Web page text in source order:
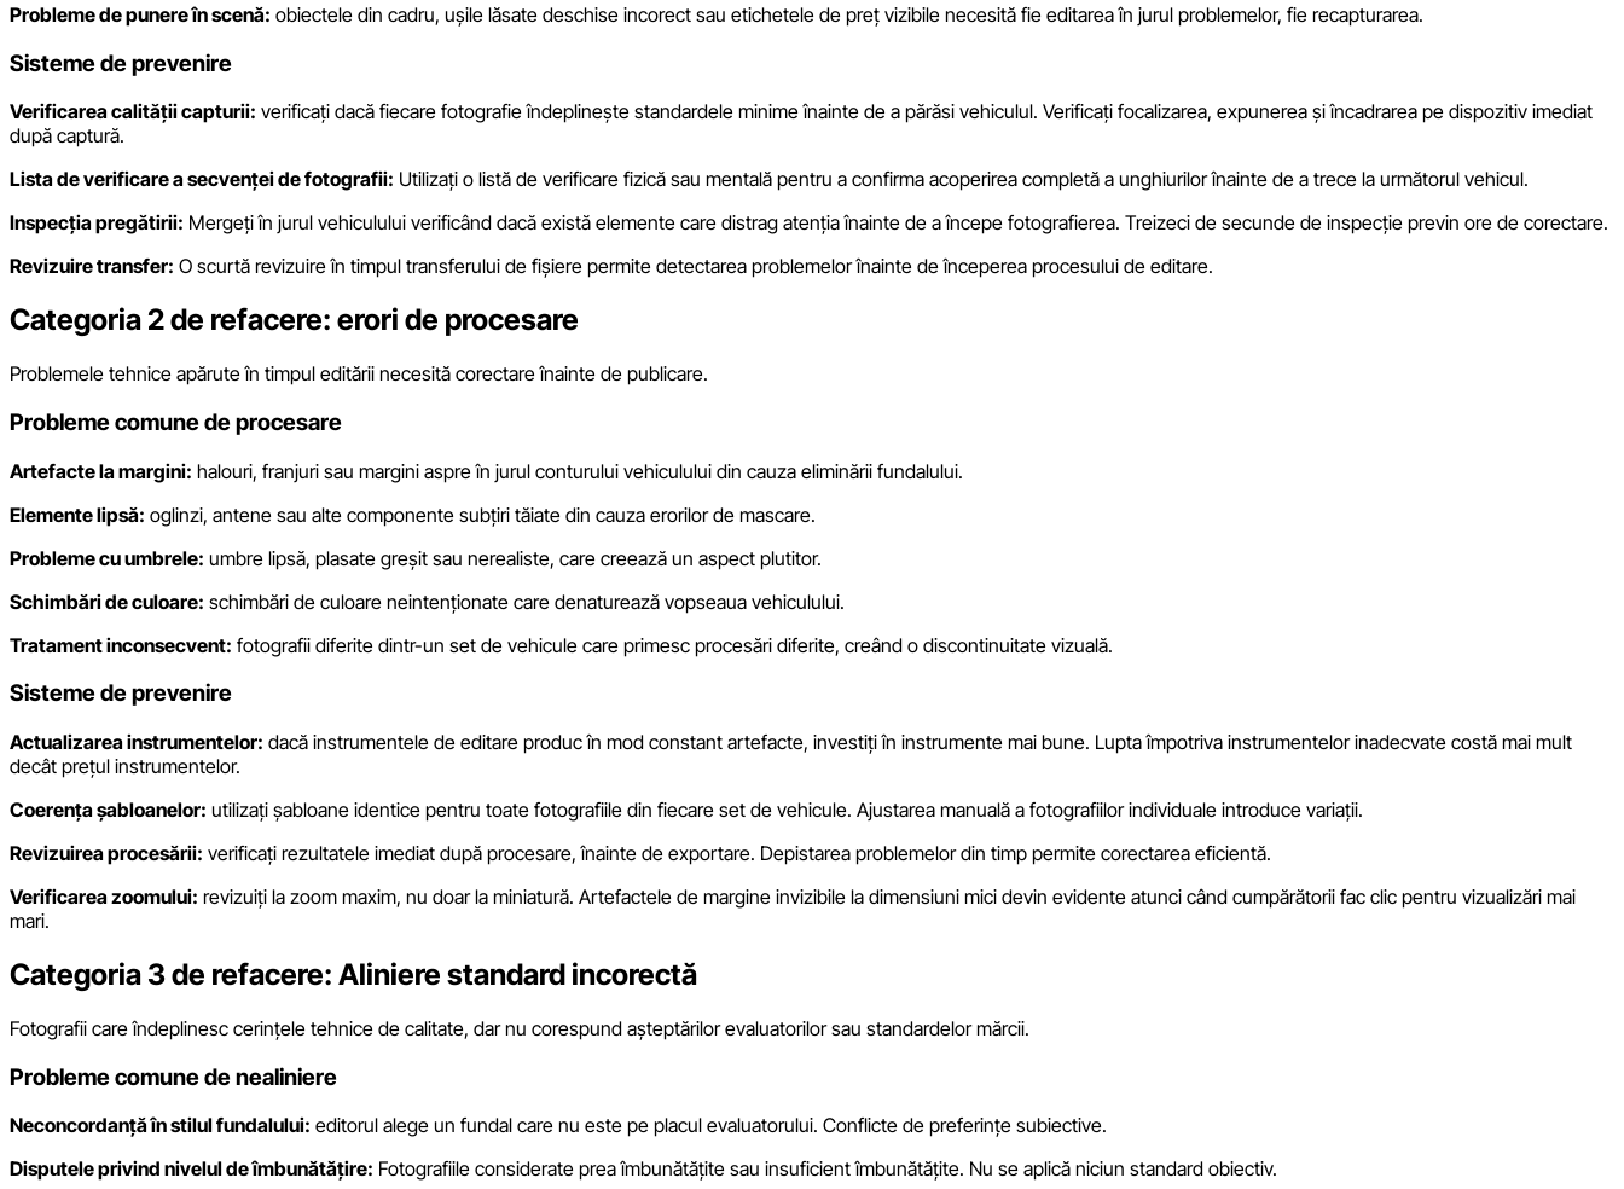
Probleme de punere în scenă: obiectele din cadru, ușile lăsate deschise incorect sau etichetele de preț vizibile necesită fie editarea în jurul problemelor, fie recapturarea.
Sisteme de prevenire
Verificarea calității capturii: verificați dacă fiecare fotografie îndeplinește standardele minime înainte de a părăsi vehiculul. Verificați focalizarea, expunerea și încadrarea pe dispozitiv imediat
după captură.
Lista de verificare a secvenței de fotografii: Utilizați o listă de verificare fizică sau mentală pentru a confirma acoperirea completă a unghiurilor înainte de a trece la următorul vehicul.
Inspecția pregătirii: Mergeți în jurul vehiculului verificând dacă există elemente care distrag atenția înainte de a începe fotografierea. Treizeci de secunde de inspecție previn ore de corectare.
Revizuire transfer: O scurtă revizuire în timpul transferului de fișiere permite detectarea problemelor înainte de începerea procesului de editare.
Categoria 2 de refacere: erori de procesare
Problemele tehnice apărute în timpul editării necesită corectare înainte de publicare.
Probleme comune de procesare
Artefacte la margini: halouri, franjuri sau margini aspre în jurul conturului vehiculului din cauza eliminării fundalului.
Elemente lipsă: oglinzi, antene sau alte componente subțiri tăiate din cauza erorilor de mascare.
Probleme cu umbrele: umbre lipsă, plasate greșit sau nerealiste, care creează un aspect plutitor.
Schimbări de culoare: schimbări de culoare neintenționate care denaturează vopseaua vehiculului.
Tratament inconsecvent: fotografii diferite dintr-un set de vehicule care primesc procesări diferite, creând o discontinuitate vizuală.
Sisteme de prevenire
Actualizarea instrumentelor: dacă instrumentele de editare produc în mod constant artefacte, investiți în instrumente mai bune. Lupta împotriva instrumentelor inadecvate costă mai mult
decât prețul instrumentelor.
Coerența șabloanelor: utilizați șabloane identice pentru toate fotografiile din fiecare set de vehicule. Ajustarea manuală a fotografiilor individuale introduce variații.
Revizuirea procesării: verificați rezultatele imediat după procesare, înainte de exportare. Depistarea problemelor din timp permite corectarea eficientă.
Verificarea zoomului: revizuiți la zoom maxim, nu doar la miniatură. Artefactele de margine invizibile la dimensiuni mici devin evidente atunci când cumpărătorii fac clic pentru vizualizări mai
mari.
Categoria 3 de refacere: Aliniere standard incorectă
Fotografii care îndeplinesc cerințele tehnice de calitate, dar nu corespund așteptărilor evaluatorilor sau standardelor mărcii.
Probleme comune de nealiniere
Neconcordanță în stilul fundalului: editorul alege un fundal care nu este pe placul evaluatorului. Conflicte de preferințe subiective.
Disputele privind nivelul de îmbunătățire: Fotografiile considerate prea îmbunătățite sau insuficient îmbunătățite. Nu se aplică niciun standard obiectiv.